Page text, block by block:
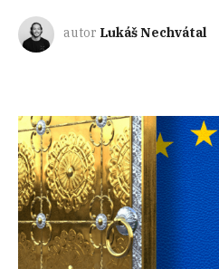
autor Lukáš Nechvátal